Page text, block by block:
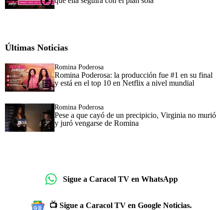
Últimas Noticias
Romina Poderosa
Romina Poderosa: la producción fue #1 en su final
y está en el top 10 en Netflix a nivel mundial
Romina Poderosa
Pese a que cayó de un precipicio, Virginia no murió
y juró vengarse de Romina
Sigue a Caracol TV en WhatsApp
📺 Sigue a Caracol TV en Google Noticias.